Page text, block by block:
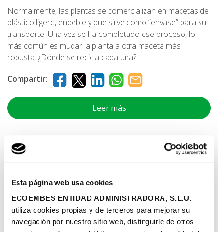
Esta página web usa cookies
ECOEMBES ENTIDAD ADMINISTRADORA, S.L.U.
utiliza cookies propias y de terceros para mejorar su
navegación por nuestro sitio web, distinguirle de otros
Normalmente, las plantas se comercializan en macetas de
plástico ligero, endeble y que sirve como “envase” para su
transporte. Una vez se ha completado ese proceso, lo
más común es mudar la planta a otra maceta más
robusta. ¿Dónde se recicla cada una?
Compartir:
Leer más
¿Cómo funciona una planta